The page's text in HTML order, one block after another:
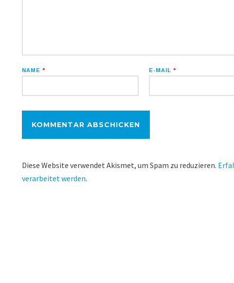
NAME * E-MAIL *
Diese Website verwendet Akismet, um Spam zu reduzieren.
verarbeitet werden.